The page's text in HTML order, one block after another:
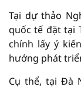
Tại dự thảo
quốc tế đặt tại
chính lấy ý
hướng phát
Cụ thể, tại Đà